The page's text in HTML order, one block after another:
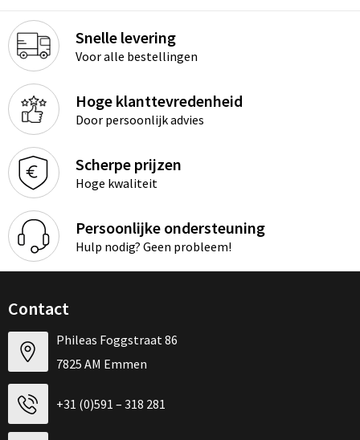
Snelle levering
Voor alle bestellingen
Hoge klanttevredenheid
Door persoonlijk advies
Scherpe prijzen
Hoge kwaliteit
Persoonlijke ondersteuning
Hulp nodig? Geen probleem!
Contact
Phileas Foggstraat 86
7825 AM Emmen
+31 (0)591 – 318 281